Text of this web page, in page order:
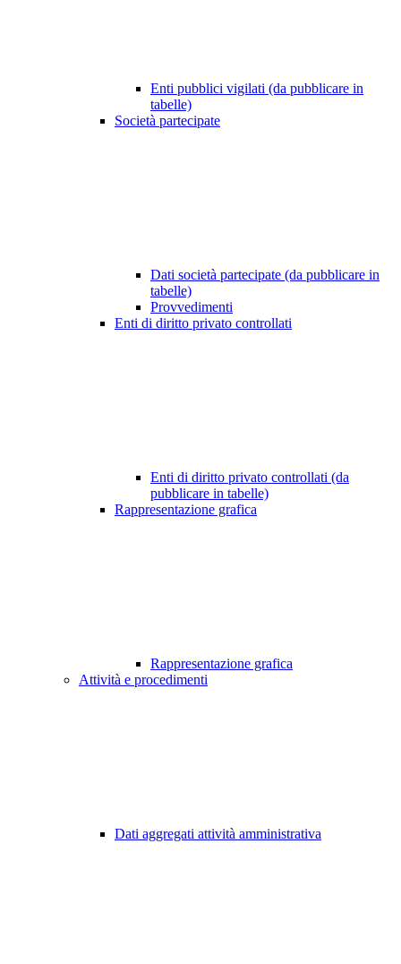
Enti pubblici vigilati (da pubblicare in
tabelle)
Società partecipate
Dati società partecipate (da pubblicare in
tabelle)
Provvedimenti
Enti di diritto privato controllati
Enti di diritto privato controllati (da
pubblicare in tabelle)
Rappresentazione grafica
Rappresentazione grafica
Attività e procedimenti
Dati aggregati attività amministrativa